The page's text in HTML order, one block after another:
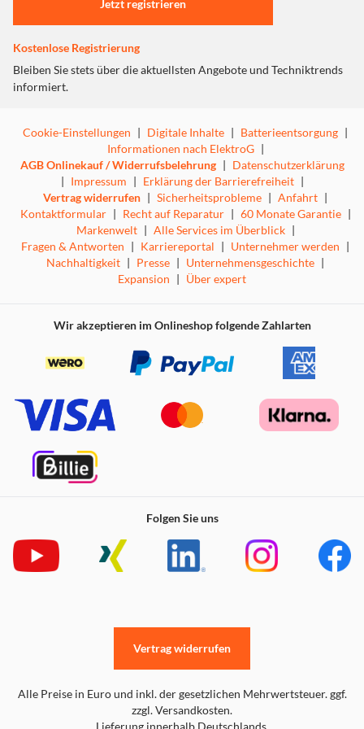
Jetzt registrieren
Kostenlose Registrierung
Bleiben Sie stets über die aktuellsten Angebote und Techniktrends
informiert.
Cookie-Einstellungen | Digitale Inhalte | Batterieentsorgung |
Informationen nach ElektroG |
AGB Onlinekauf / Widerrufsbelehrung | Datenschutzerklärung
| Impressum | Erklärung der Barrierefreiheit |
Vertrag widerrufen | Sicherheitsprobleme | Anfahrt |
Kontaktformular | Recht auf Reparatur | 60 Monate Garantie |
Markenwelt | Alle Services im Überblick |
Fragen & Antworten | Karriereportal | Unternehmer werden |
Nachhaltigkeit | Presse | Unternehmensgeschichte |
Expansion | Über expert
Wir akzeptieren im Onlineshop folgende Zahlarten
Folgen Sie uns
Alle Preise in Euro und inkl. der gesetzlichen Mehrwertsteuer. ggf.
zzgl. Versandkosten.
Lieferung innerhalb Deutschlands.
Vertrag widerrufen